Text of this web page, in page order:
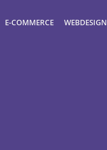
E-COMMERCE WEBDESIGN